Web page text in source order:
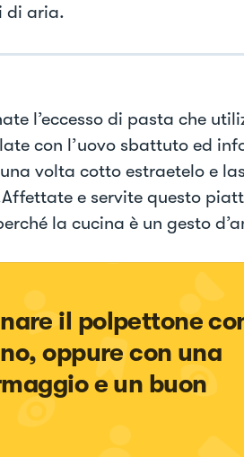
di aria.
l’eccesso di pasta che
con l’uovo sbattuto ed
volta cotto estraetelo e
e servite questo
la cucina è un gesto
il polpettone
oppure con una
e un buon